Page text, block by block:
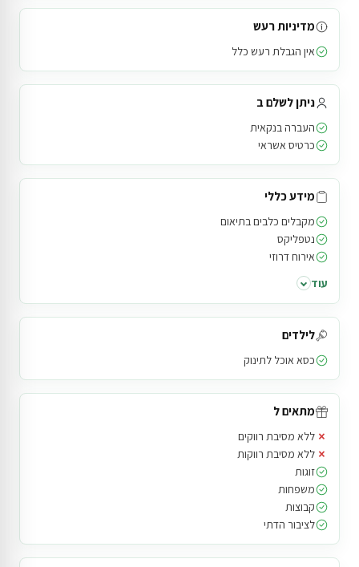
מדיניות רעש
אין הגבלת רעש כלל
ניתן לשלם ב
העברה בנקאית
כרטיס אשראי
מידע כללי
מקבלים כלבים בתיאום
נטפליקס
אירוח דרוזי
עוד
לילדים
כסא אוכל לתינוק
מתאים ל
× ללא מסיבת רווקים
× ללא מסיבת רווקות
זוגות
משפחות
קבוצות
לציבור הדתי